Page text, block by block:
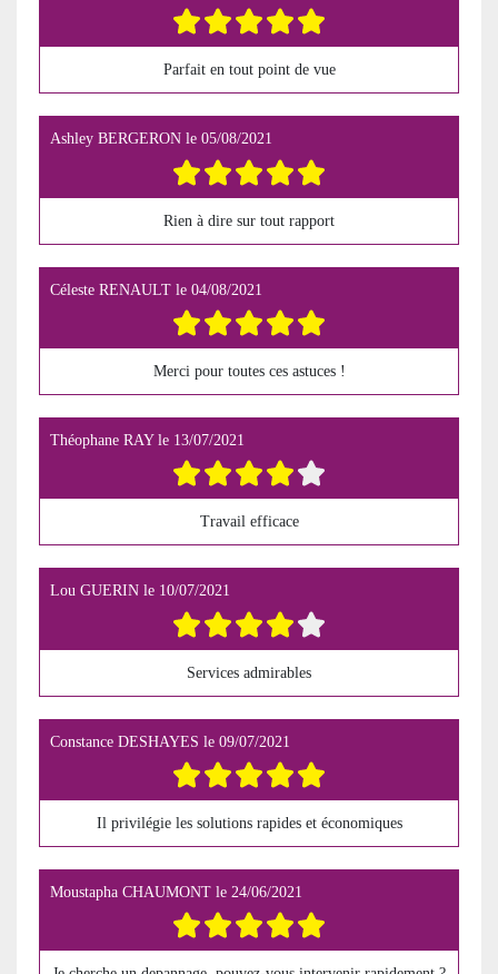
Parfait en tout point de vue
Ashley BERGERON le 05/08/2021
Rien à dire sur tout rapport
Céleste RENAULT le 04/08/2021
Merci pour toutes ces astuces !
Théophane RAYle 13/07/2021
Travail efficace
Lou GUERIN le 10/07/2021
Services admirables
Constance DESHAYES le 09/07/2021
Il privilégie les solutions rapides et économiques
Moustapha CHAUMONT le 24/06/2021